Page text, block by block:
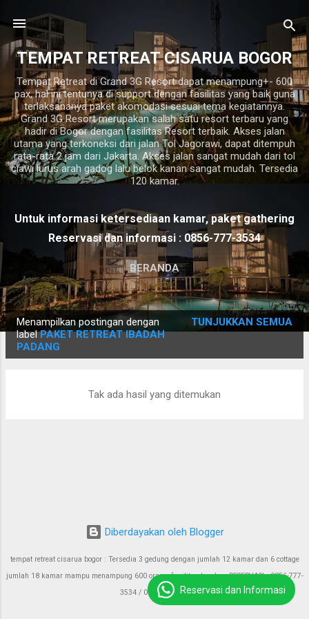
Langsung ke konten utama
TEMPAT RETREAT CISARUA BOGOR
Tempat Retreat di Grand 3G Resort dapat menampung+- 600
pax, hal ini tentunya di support dengan fasilitas yang baik guna
terlaksananya paket akomodasi sesuai tema kegiatannya.
Grand 3G Resort merupakan salah satu resort terbaru yang
hadir di Bogor dengan fasilitas Resort terbaik. Akses jalan
utama yang terkoneksi dari jalan Tol Jagorawi, dapat ditempuh
rata-rata 2 jam dari Jakarta. Akses jalan sangat mudah dari tol
ciawi lurus arah gadog lalu belok kanan sangat mudah. Tersedia
120 kamar.
Untuk informasi ketersediaan kamar, paket gathering
Reservasi dan informasi : 0856-777-3534
BERANDA
P
o
s
Menampilkan postingan dengan
labelPAKET RETREAT IBADAH
PADANG
TUNJUKKAN SEMUA
Tak ada hasil yang ditemukan
Diberdayakan oleh Blogger
tempat retreat cisarua bogor : Tersedia 3 gedung dengan jumlah 12 kamar dan 6 cottage
jumlah 18 kamar mampu menampung 600 orang, fasilitas lengkap RESERVASI : 0856-777-
3534 / 0811-960-426Reservasi dan Informasi